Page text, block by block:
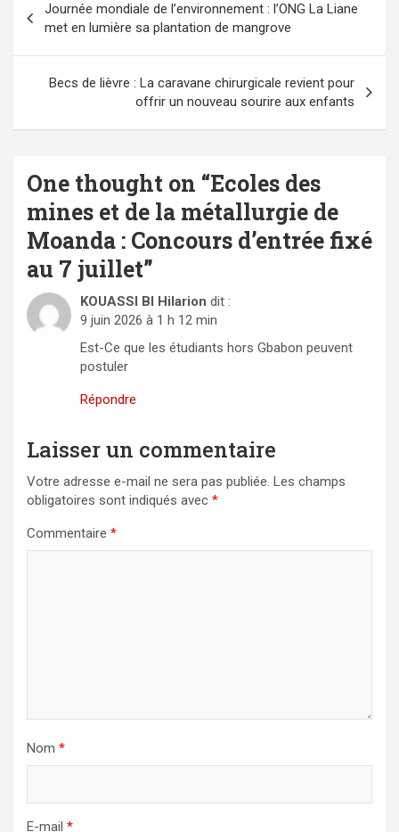
de
l’article
Journée mondiale de l’environnement : l’ONG La Liane
met en lumière sa plantation de mangrove
Becs de lièvre : La caravane chirurgicale revient pour
offrir un nouveau sourire aux enfants
One thought on “Ecoles des
mines et de la métallurgie de
Moanda : Concours d’entrée fixé
au 7 juillet”
KOUASSI BI Hilarion dit :
9 juin 2026 à 1 h 12 min
Est-Ce que les étudiants hors Gbabon peuvent
postuler
Répondre
Laisser un commentaire
Votre adresse e-mail ne sera pas publiée. Les champs
obligatoires sont indiqués avec *
Commentaire *
Nom *
E-mail *